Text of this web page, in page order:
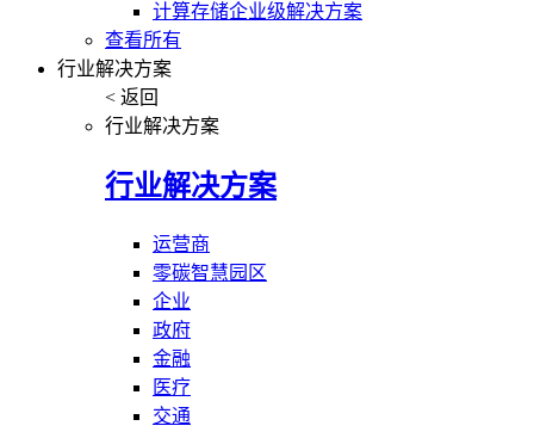
计算存储企业级解决方案
查看所有
行业解决方案
< 返回
行业解决方案
行业解决方案
运营商
零碳智慧园区
企业
政府
金融
医疗
交通